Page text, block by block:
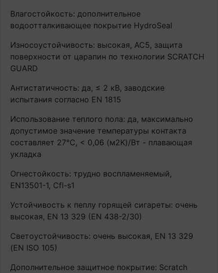
Влагостойкость: дополнительное
водоотталкивающее покрытие HydroSeal
Износоустойчивость: высокая, AC5, защита
поверхности от царапин по технологии SCRATCH
GUARD
Антистатичность: да, ≤ 2 кВ, заводские
испытания согласно EN 1815
Использование теплого пола: да, максимально
допустимое значение температуры контакта
составляет 27°С, < 0,06 (м2K)/Вт - плавающая
укладка
Огнестойкость: трудно воспламеняемый,
EN13501-1, Cfl-s1
Устойчивость к пеплу горящей сигареты: очень
высокая, EN 13 329 (EN 438-2/30)
Светоустойчивость: очень высокая, EN 13 329
(EN ISO 105)
Дополнительное защитное покрытие: Scratch